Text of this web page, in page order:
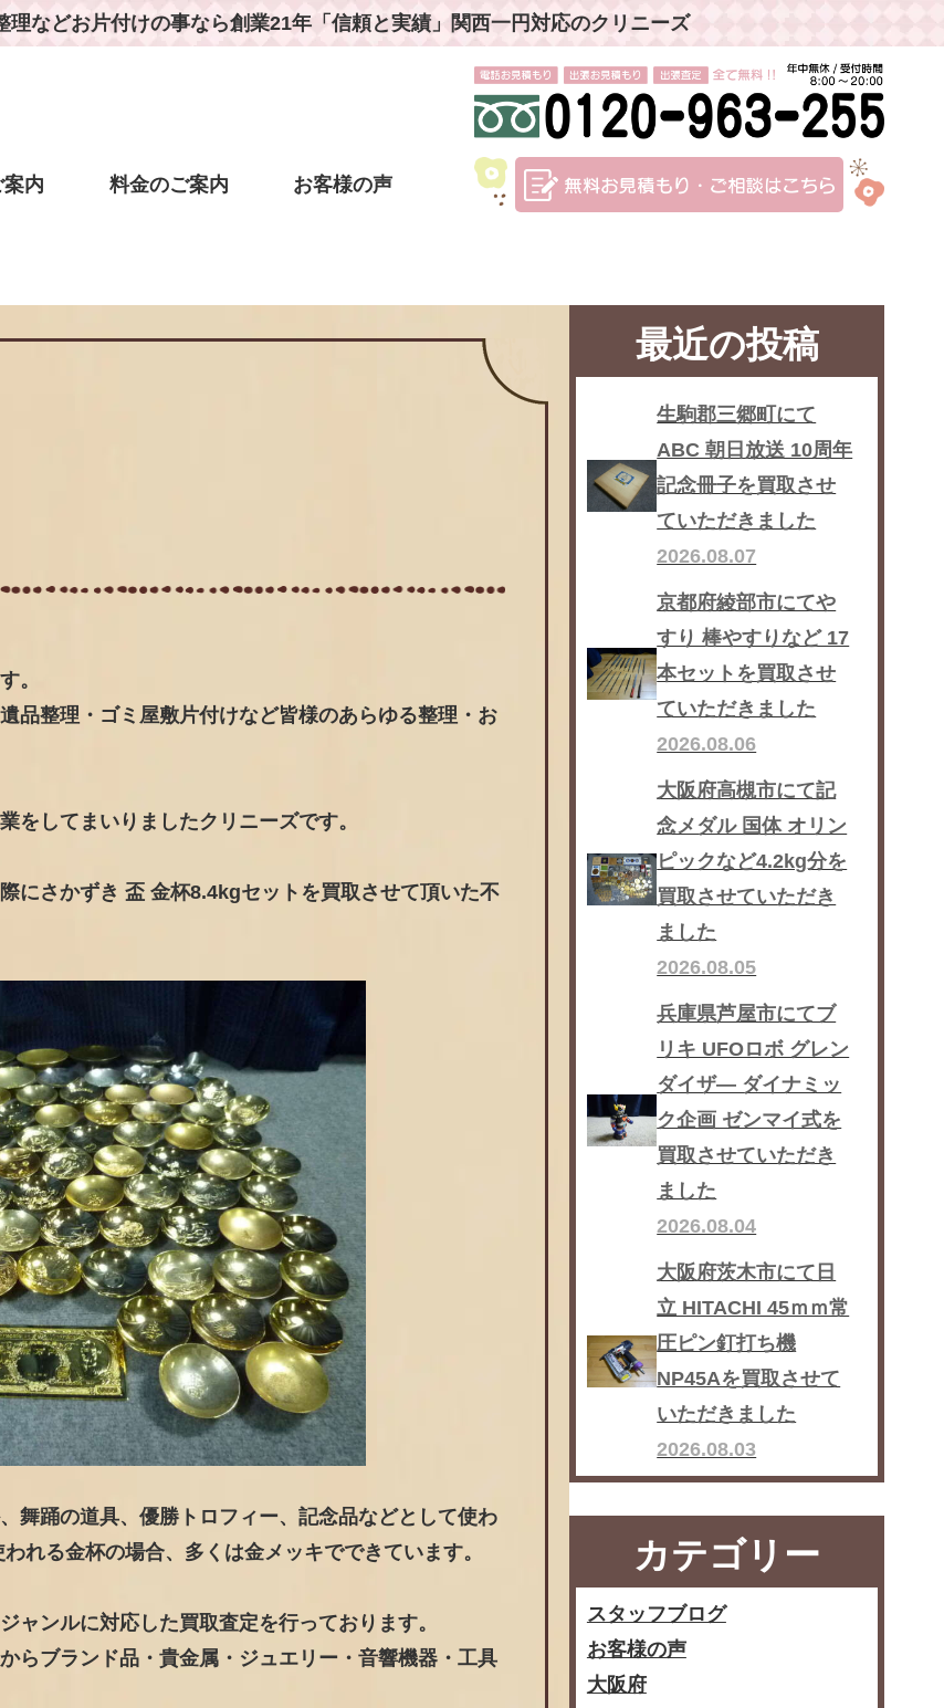
理などお片付けの事なら創業21年「信頼と実績」関西一円対応のクリニーズ
内 料金のご案内 お客様の声
。
品整理・ゴミ屋敷片付けなど皆様のあらゆる整理・お
をしてまいりましたクリニーズです。
にさかずき 盃 金杯8.4kgセットを買取させて頂いた不
舞踊の道具、優勝トロフィー、記念品などとして使わ
れる金杯の場合、多くは金メッキでできています。
ャンルに対応した買取査定を行っております。
らブランド品・貴金属・ジュエリー・音響機器・工具
最近の投稿
生駒郡三郷町にて
ABC 朝日放送 10周年
記念冊子を買取させ
ていただきました
2026.08.07
京都府綾部市にてや
すり 棒やすりなど 17
本セットを買取させ
ていただきました
2026.08.06
大阪府高槻市にて記
念メダル 国体 オリン
ピックなど4.2kg分を
買取させていただき
ました
2026.08.05
兵庫県芦屋市にてブ
リキ UFOロボ グレン
ダイザ― ダイナミッ
ク企画 ゼンマイ式を
買取させていただき
ました
2026.08.04
大阪府茨木市にて日
立 HITACHI 45ｍｍ常
圧ピン釘打ち機
NP45Aを買取させて
いただきました
2026.08.03
カテゴリー
スタッフブログ
お客様の声
大阪府